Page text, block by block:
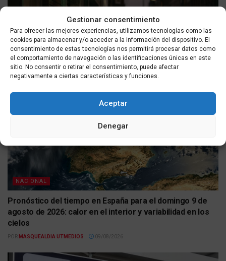
Gestionar consentimiento
Para ofrecer las mejores experiencias, utilizamos tecnologías como las
cookies para almacenar y/o acceder a la información del dispositivo. El
consentimiento de estas tecnologías nos permitirá procesar datos como
el comportamiento de navegación o las identificaciones únicas en este
sitio. No consentir o retirar el consentimiento, puede afectar
negativamente a ciertas características y funciones.
Aceptar
Denegar
Farmacias de guardia en Ceuta para el 9 de agosto de
2026
POR MASQUEALDIA UTMEDIOS 09/08/2026
NACIONAL
Pronóstico del tiempo en España para el domingo 9 de
agosto de 2026: calor en el interior y variabilidad en los
cielos
POR MASQUEALDIA UTMEDIOS 09/08/2026